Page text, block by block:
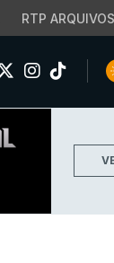
RTP ARQUIVOS